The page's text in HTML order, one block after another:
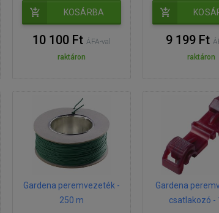
KOSÁRBA
10 100 Ft ÁFA-val
raktáron
9 199 Ft
raktáron
Gardena peremvezeték -
250 m
Gardena
csatlakozó -